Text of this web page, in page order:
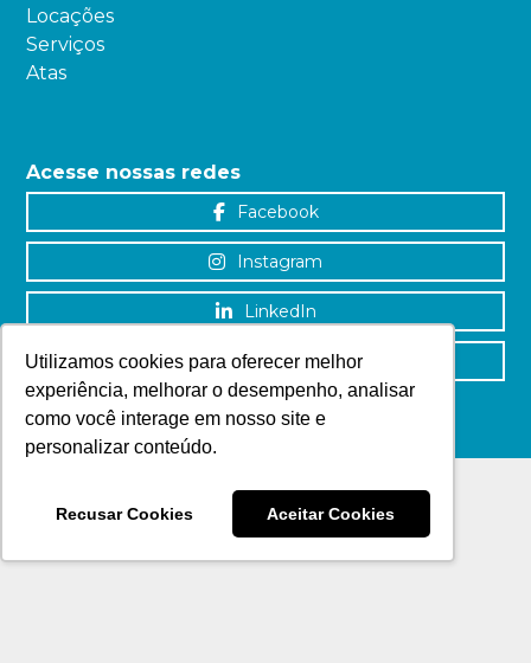
Utilizamos cookies para oferecer melhor
experiência, melhorar o desempenho, analisar
como você interage em nosso site e
personalizar conteúdo.
Recusar Cookies Aceitar Cookies
Locações
Serviços
Atas
Acesse nossas redes
Facebook
Instagram
LinkedIn
YouTube